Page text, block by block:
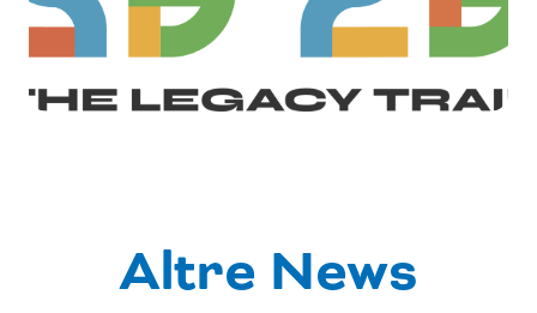
Altre News